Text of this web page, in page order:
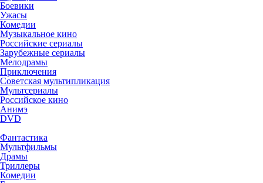
Боевики
Ужасы
Комедии
Музыкальное кино
Российские сериалы
Зарубежные сериалы
Мелодрамы
Приключения
Советская мультипликация
Мультсериалы
Российское кино
Анимэ
DVD
Фантастика
Мультфильмы
Драмы
Триллеры
Комедии